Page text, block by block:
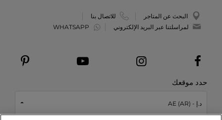
البحث عن المتاجر
للاتصال بنا
لمراسلتنا عبر البريد الإلكتروني
WHATSAPP
حدد موقعك
د.إ - AE (AR)